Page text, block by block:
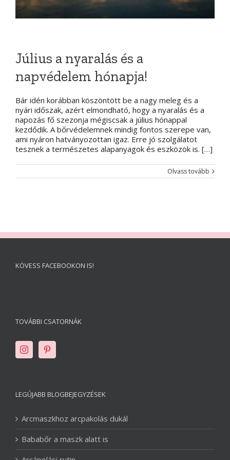
Július a nyaralás és a
napvédelem hónapja!
Bár idén korábban köszöntött be a nagy meleg és a
nyári időszak, azért elmondható, hogy a nyaralás és a
napozás fő szezonja mégiscsak a július hónappal
kezdődik. A bőrvédelemnek mindig fontos szerepe van,
ami nyáron hatványozottan igaz. Erre jó szolgálatot
tesznek a természetes alapanyagok és eszközök is. […]
Olvass tovább
KÖVESS FACEBOOKON IS!
TOVÁBBI CSATORNÁK
LEGÚJABB BLOGBEJEGYZÉSEK
Arcmaszkhoz arcpakolás dukál
Bababőr a maszk alatt is